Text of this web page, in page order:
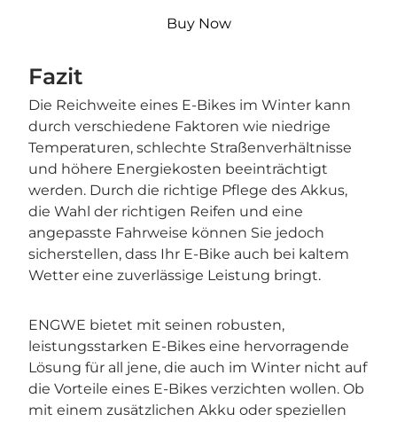
Buy Now
Fazit
Die Reichweite eines E-Bikes im Winter kann
durch verschiedene Faktoren wie niedrige
Temperaturen, schlechte Straßenverhältnisse
und höhere Energiekosten beeinträchtigt
werden. Durch die richtige Pflege des Akkus,
die Wahl der richtigen Reifen und eine
angepasste Fahrweise können Sie jedoch
sicherstellen, dass Ihr E-Bike auch bei kaltem
Wetter eine zuverlässige Leistung bringt.
ENGWE bietet mit seinen robusten,
leistungsstarken E-Bikes eine hervorragende
Lösung für all jene, die auch im Winter nicht auf
die Vorteile eines E-Bikes verzichten wollen. Ob
mit einem zusätzlichen Akku oder speziellen